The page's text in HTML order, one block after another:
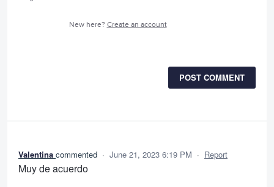
New here? Create an account
POST COMMENT
Valentina commented · June 21, 2023 6:19 PM · Report
Muy de acuerdo